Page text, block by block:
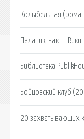
Колыбельная
Паланик, Чак —
Библиотека
Бойцовский клуб
20 захватывающих